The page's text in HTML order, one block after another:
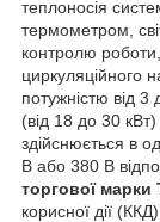
теплоносія
термометром,
контролю
циркуляційного
потужністю від
(від 18 до 30
здійснюється в
В або 380 В
торгової марки
корисної дії